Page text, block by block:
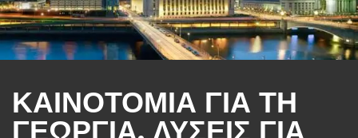
ΚΑΙΝΟΤΟΜΙΑ ΓΙΑ ΤΗ
ΓΕΩΡΓΙΑ, ΛΥΣΕΙΣ ΓΙΑ